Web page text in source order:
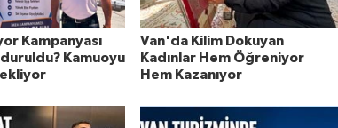
Kampanyası
Kamuoyu
Van'da Kilim Dokuyan
Kadınlar Hem Öğreniyor
Hem Kazanıyor